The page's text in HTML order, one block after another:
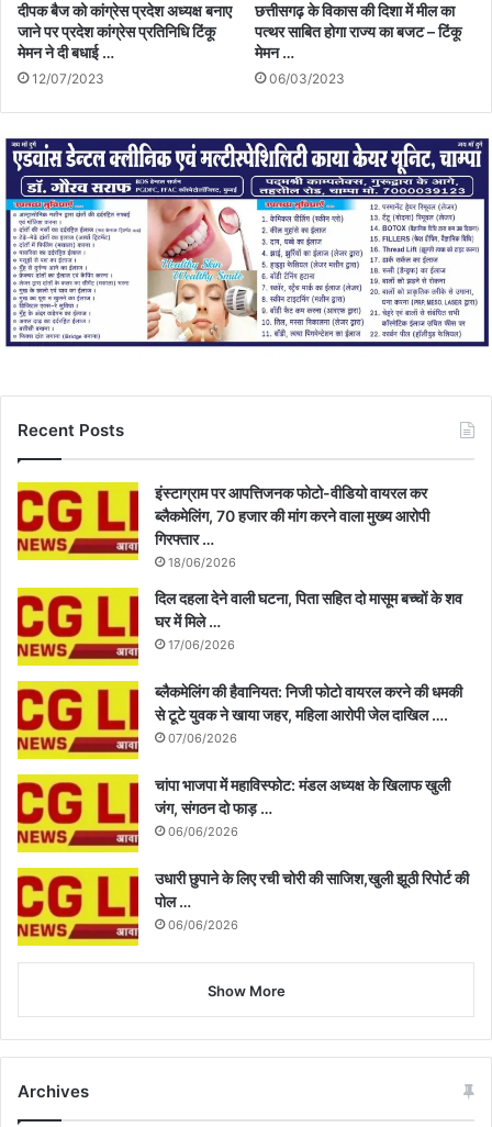
दीपक बैज को कांग्रेस प्रदेश अध्यक्ष बनाए
जाने पर प्रदेश कांग्रेस प्रतिनिधि टिंकू
मेमन ने दी बधाई …
12/07/2023
छत्तीसगढ़ के विकास की दिशा में मील का
पत्थर साबित होगा राज्य का बजट – टिंकू
मेमन …
06/03/2023
Recent Posts
इंस्टाग्राम पर आपत्तिजनक फोटो-वीडियो वायरल कर
ब्लैकमेलिंग, 70 हजार की मांग करने वाला मुख्य आरोपी
गिरफ्तार …
18/06/2026
दिल दहला देने वाली घटना, पिता सहित दो मासूम बच्चों के शव
घर में मिले …
17/06/2026
ब्लैकमेलिंग की हैवानियत: निजी फोटो वायरल करने की धमकी
से टूटे युवक ने खाया जहर, महिला आरोपी जेल दाखिल ….
07/06/2026
चांपा भाजपा में महाविस्फोट: मंडल अध्यक्ष के खिलाफ खुली
जंग, संगठन दो फाड़ …
06/06/2026
उधारी छुपाने के लिए रची चोरी की साजिश,खुली झूठी रिपोर्ट की
पोल …
06/06/2026
Show More
Archives